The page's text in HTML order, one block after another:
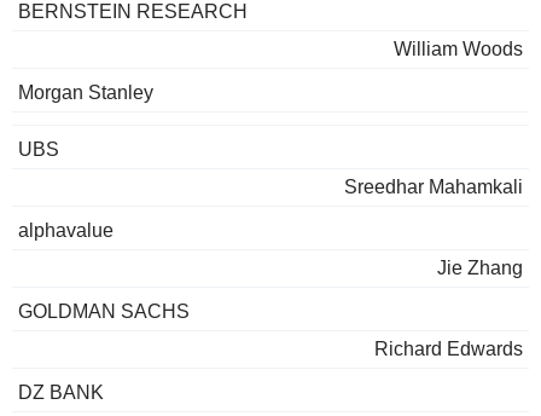
BERNSTEIN RESEARCH
William Woods
Morgan Stanley
UBS
Sreedhar Mahamkali
alphavalue
Jie Zhang
GOLDMAN SACHS
Richard Edwards
DZ BANK